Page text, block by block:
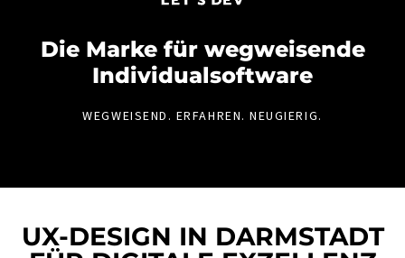
Die Marke für weg­weisende
Individual­software
WEGWEISEND. ERFAHREN. NEUGIERIG.
UX-DESIGN IN DARMSTADT